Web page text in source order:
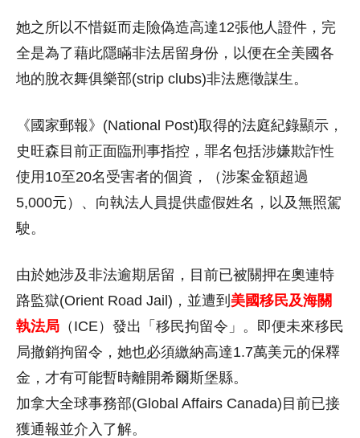
她之所以不惜鋌而走險偽造高達12張他人證件，完
全是為了藉此隱瞞非法居留身份，以便在全美國各
地的脫衣舞俱樂部(strip clubs)非法應徵謀生。
《國家郵報》(National Post)取得的法庭紀錄顯示，
史旺森目前正面臨刑事指控，罪名包括涉嫌欺詐性
使用10至20名受害者的個資，（涉案金額超過
5,000元）、向執法人員提供虛假姓名，以及無照駕
駛。
由於她涉及非法逾期居留，目前已被關押在奧連特
路監獄(Orient Road Jail)，並遭到 美國移民及海關
執法局 （ICE）發出「移民拘留令」。即便未來移民
局撤銷拘留令，她也必須繳納高達1.7萬美元的保釋
金，才有可能暫時離開希爾斯堡縣。
加拿大全球事務部(Global Affairs Canada)目前已接
獲通報並介入了解。